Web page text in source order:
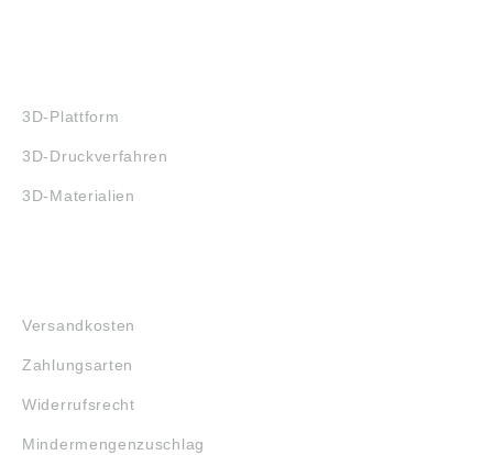
3D-Plattform
3D-Druckverfahren
3D-Materialien
Versandkosten
Zahlungsarten
Widerrufsrecht
Mindermengenzuschlag